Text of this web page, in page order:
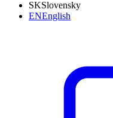
SKSlovensky
ENEnglish